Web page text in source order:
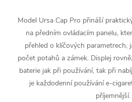
Model Ursa Cap Pro přináší
na předním ovládacím panelu,
přehled o klíčových parametrech,
počet potahů a zámek. Displej
baterie jak při používání, tak při
je každodenní používání e-
příjemnější.